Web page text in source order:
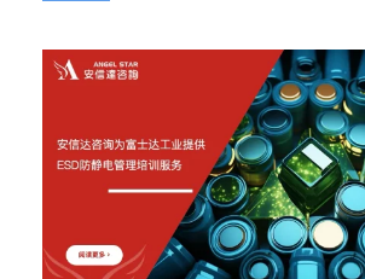
2026年6月12日